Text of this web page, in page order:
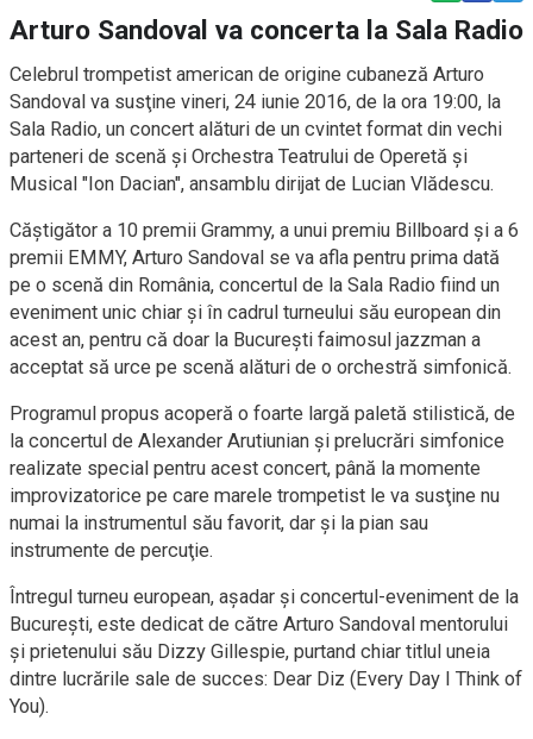
Arturo Sandoval va concerta la Sala Radio
Celebrul trompetist american de origine cubaneză Arturo
Sandoval va susţine vineri, 24 iunie 2016, de la ora 19:00, la
Sala Radio, un concert alături de un cvintet format din vechi
parteneri de scenă şi Orchestra Teatrului de Operetă şi
Musical "Ion Dacian", ansamblu dirijat de Lucian Vlădescu.
Căştigător a 10 premii Grammy, a unui premiu Billboard şi a 6
premii EMMY, Arturo Sandoval se va afla pentru prima dată
pe o scenă din România, concertul de la Sala Radio fiind un
eveniment unic chiar şi în cadrul turneului său european din
acest an, pentru că doar la Bucureşti faimosul jazzman a
acceptat să urce pe scenă alături de o orchestră simfonică.
Programul propus acoperă o foarte largă paletă stilistică, de
la concertul de Alexander Arutiunian şi prelucrări simfonice
realizate special pentru acest concert, până la momente
improvizatorice pe care marele trompetist le va susţine nu
numai la instrumentul său favorit, dar şi la pian sau
instrumente de percuţie.
Întregul turneu european, aşadar şi concertul-eveniment de la
Bucureşti, este dedicat de către Arturo Sandoval mentorului
şi prietenului său Dizzy Gillespie, purtand chiar titlul uneia
dintre lucrările sale de succes: Dear Diz (Every Day I Think of
You).